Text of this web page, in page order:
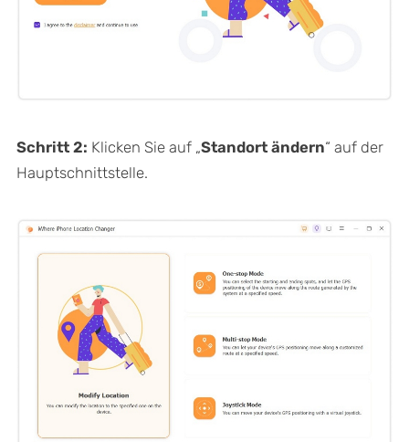
Schritt 2: Klicken Sie auf „Standort ändern“ auf der
Hauptschnittstelle.